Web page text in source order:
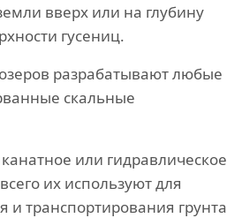
вверх или на глубину
гусениц.
разрабатывают любые
скальные
или гидравлическое
их используют для
и транспортирования грунта